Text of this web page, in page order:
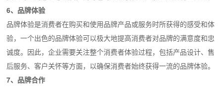
6、品牌体验
品牌体验是消费者在购买和使用品牌产品或服务时所获得的感受和体
验，一个出色的品牌体验可以极大地提高消费者对品牌的满意度和忠
诚度。因此，企业需要关注整个消费者体验过程，包括产品设计、售
后服务、客户关怀等方面，以确保消费者始终获得一流的品牌体验。
7、品牌合作